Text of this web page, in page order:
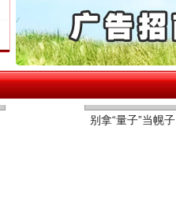
26万保费，离婚时为何要分走一..
杨天誉，不得录用为公务员
传销头目出狱后办书院暴力管教..
四川省公安厅征集新型黑恶违法..
中方对6家美国实体采取反制措..
中国发起首例对外贸易国家安全..
别拿“量子”当幌子